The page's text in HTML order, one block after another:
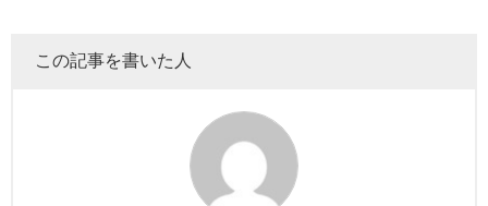
この記事を書いた人